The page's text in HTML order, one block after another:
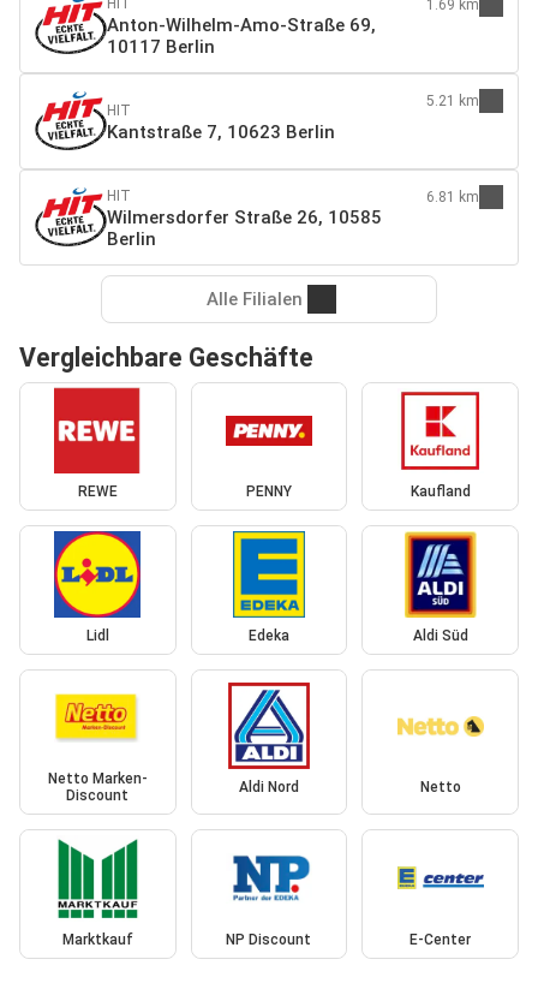
Anton-Wilhelm-Amo-Straße 69,
10117 Berlin
1.69 km
HIT
Kantstraße 7, 10623 Berlin
5.21 km
HIT
Wilmersdorfer Straße 26, 10585
Berlin
6.81 km
Alle Filialen
Vergleichbare Geschäfte
REWE PENNY Kaufland
Lidl Edeka Aldi Süd
Netto Marken-
Discount
Aldi Nord Netto
Marktkauf NP Discount E-Center